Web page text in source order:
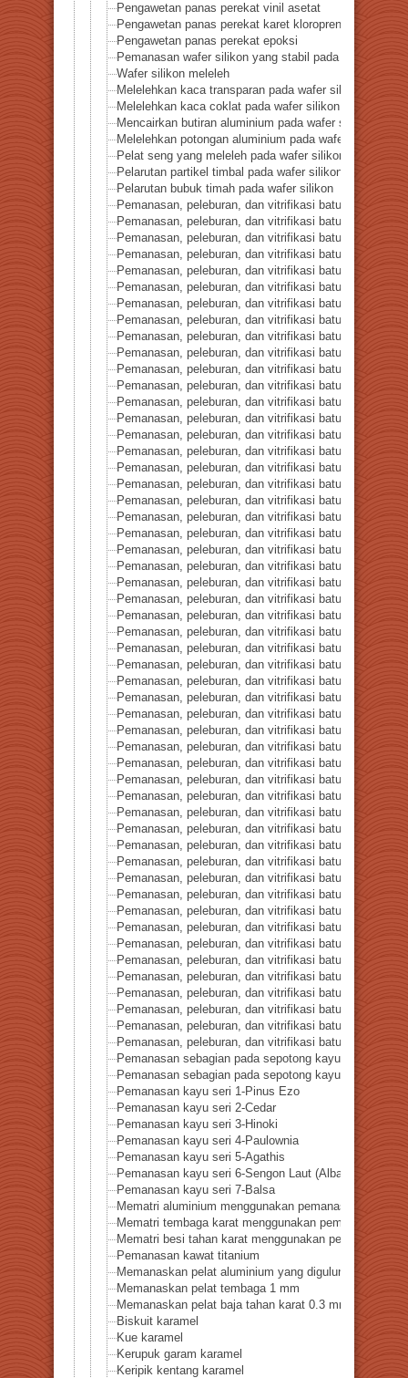
Pengawetan panas perekat vinil asetat
Pengawetan panas perekat karet kloroprena
Pengawetan panas perekat epoksi
Pemanasan wafer silikon yang stabil pada suhu tinggi
Wafer silikon meleleh
Melelehkan kaca transparan pada wafer silikon
Melelehkan kaca coklat pada wafer silikon
Mencairkan butiran aluminium pada wafer silikon
Melelehkan potongan aluminium pada wafer silikon
Pelat seng yang meleleh pada wafer silikon
Pelarutan partikel timbal pada wafer silikon
Pelarutan bubuk timah pada wafer silikon
Pemanasan, peleburan, dan vitrifikasi batuan seri 1-
Pemanasan, peleburan, dan vitrifikasi batuan seri 2-
Pemanasan, peleburan, dan vitrifikasi batuan seri 3-
Pemanasan, peleburan, dan vitrifikasi batuan seri 4-
Pemanasan, peleburan, dan vitrifikasi batuan seri 5-
Pemanasan, peleburan, dan vitrifikasi batuan seri 6-
Pemanasan, peleburan, dan vitrifikasi batuan seri 7-
Pemanasan, peleburan, dan vitrifikasi batuan seri 8-
Pemanasan, peleburan, dan vitrifikasi batuan seri 9-
Pemanasan, peleburan, dan vitrifikasi batuan seri 10-
Pemanasan, peleburan, dan vitrifikasi batuan seri 11-
Pemanasan, peleburan, dan vitrifikasi batuan seri 12-
Pemanasan, peleburan, dan vitrifikasi batuan seri 13-
Pemanasan, peleburan, dan vitrifikasi batuan seri 14-
Pemanasan, peleburan, dan vitrifikasi batuan seri 16-
Pemanasan, peleburan, dan vitrifikasi batuan seri 17-
Pemanasan, peleburan, dan vitrifikasi batuan seri 18-
Pemanasan, peleburan, dan vitrifikasi batuan seri 19-
Pemanasan, peleburan, dan vitrifikasi batuan seri 20-
Pemanasan, peleburan, dan vitrifikasi batuan seri 21-
Pemanasan, peleburan, dan vitrifikasi batuan seri 22-
Pemanasan, peleburan, dan vitrifikasi batuan seri 23-
Pemanasan, peleburan, dan vitrifikasi batuan seri 24-
Pemanasan, peleburan, dan vitrifikasi batuan seri 25-
Pemanasan, peleburan, dan vitrifikasi batuan seri 26-
Pemanasan, peleburan, dan vitrifikasi batuan seri 27-
Pemanasan, peleburan, dan vitrifikasi batuan seri 28-
Pemanasan, peleburan, dan vitrifikasi batuan seri 29-
Pemanasan, peleburan, dan vitrifikasi batuan seri 30-
Pemanasan, peleburan, dan vitrifikasi batuan seri 31-
Pemanasan, peleburan, dan vitrifikasi batuan seri 32-
Pemanasan, peleburan, dan vitrifikasi batuan seri 33-
Pemanasan, peleburan, dan vitrifikasi batuan seri 34-
Pemanasan, peleburan, dan vitrifikasi batuan seri 35-
Pemanasan, peleburan, dan vitrifikasi batuan seri 36-
Pemanasan, peleburan, dan vitrifikasi batuan seri 37-
Pemanasan, peleburan, dan vitrifikasi batuan seri 38-
Pemanasan, peleburan, dan vitrifikasi batuan seri 39-
Pemanasan, peleburan, dan vitrifikasi batuan seri 40-
Pemanasan, peleburan, dan vitrifikasi batuan seri 41-
Pemanasan, peleburan, dan vitrifikasi batuan seri 42-
Pemanasan, peleburan, dan vitrifikasi batuan seri 43-
Pemanasan, peleburan, dan vitrifikasi batuan seri 44-
Pemanasan, peleburan, dan vitrifikasi batuan seri 45-
Pemanasan, peleburan, dan vitrifikasi batuan seri 46-
Pemanasan, peleburan, dan vitrifikasi batuan seri 47-
Pemanasan, peleburan, dan vitrifikasi batuan seri 48-
Pemanasan, peleburan, dan vitrifikasi batuan seri 49-
Pemanasan, peleburan, dan vitrifikasi batuan seri 50-
Pemanasan, peleburan, dan vitrifikasi batuan seri 51-
Pemanasan, peleburan, dan vitrifikasi batuan seri 52-
Pemanasan, peleburan, dan vitrifikasi batuan seri 53-
Pemanasan sebagian pada sepotong kayu – Bentuk
Pemanasan sebagian pada sepotong kayu –
Pemanasan kayu seri 1-Pinus Ezo
Pemanasan kayu seri 2-Cedar
Pemanasan kayu seri 3-Hinoki
Pemanasan kayu seri 4-Paulownia
Pemanasan kayu seri 5-Agathis
Pemanasan kayu seri 6-Sengon Laut (Albasia falcata)
Pemanasan kayu seri 7-Balsa
Mematri aluminium menggunakan pemanas titik
Mematri tembaga karat menggunakan pemanas titik
Mematri besi tahan karat menggunakan pemanas titik
Pemanasan kawat titanium
Memanaskan pelat aluminium yang digulung dengan
Memanaskan pelat tembaga 1 mm
Memanaskan pelat baja tahan karat 0.3 mm
Biskuit karamel
Kue karamel
Kerupuk garam karamel
Keripik kentang karamel